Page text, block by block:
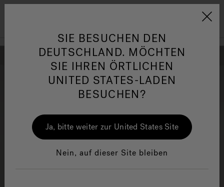
Jacuzzi&reg; EMEA
SIE BESUCHEN DEN
DEUTSCHLAND. MÖCHTEN
SIE IHREN ÖRTLICHEN
UNITED STATES-LADEN
BESUCHEN?
Ja, bitte weiter zur United States Site
Nein, auf dieser Site bleiben